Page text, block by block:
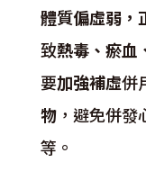
體質偏虛弱，
致熱毒、瘀血
要加強補虛併
物 ，避免併
等。